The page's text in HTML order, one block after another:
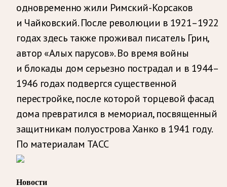
одновременно жили Римский-Корсаков
и Чайковский. После революции в 1921–1922
годах здесь также проживал писатель Грин,
автор «Алых парусов». Во время войны
и блокады дом серьезно пострадал и в 1944–
1946 годах подвергся существенной
перестройке, после которой торцевой фасад
дома превратился в мемориал, посвященный
защитникам полуострова Ханко в 1941 году.
По материалам ТАСС
Новости